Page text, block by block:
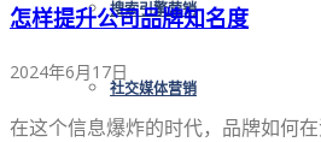
搜索引擎营销
社交媒体营销
怎样提升公司品牌知名度
2024年6月17日
在这个信息爆炸的时代，品牌如何